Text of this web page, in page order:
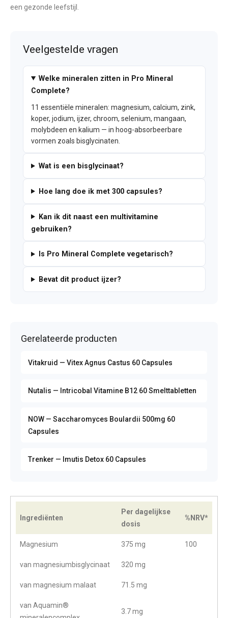
een gezonde leefstijl.
Veelgestelde vragen
Welke mineralen zitten in Pro Mineral
Complete?
11 essentiële mineralen: magnesium, calcium, zink,
koper, jodium, ijzer, chroom, selenium, mangaan,
molybdeen en kalium — in hoog-absorbeerbare
vormen zoals bisglycinaten.
Wat is een bisglycinaat?
Hoe lang doe ik met 300 capsules?
Kan ik dit naast een multivitamine
gebruiken?
Is Pro Mineral Complete vegetarisch?
Bevat dit product ijzer?
Gerelateerde producten
Vitakruid — Vitex Agnus Castus 60 Capsules
Nutalis — Intricobal Vitamine B12 60 Smelttabletten
NOW — Saccharomyces Boulardii 500mg 60
Capsules
Trenker — Imutis Detox 60 Capsules
Ingrediënten
Per dagelijkse
dosis
%NRV*
Magnesium 375 mg 100
van magnesiumbisglycinaat 320 mg
van magnesium malaat 71.5 mg
van Aquamin®
3.7 mg